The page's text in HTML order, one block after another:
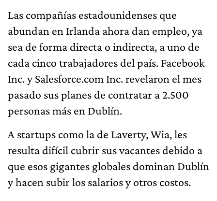
Las compañías estadounidenses que
abundan en Irlanda ahora dan empleo, ya
sea de forma directa o indirecta, a uno de
cada cinco trabajadores del país. Facebook
Inc. y Salesforce.com Inc. revelaron el mes
pasado sus planes de contratar a 2.500
personas más en Dublín.
A startups como la de Laverty, Wia, les
resulta difícil cubrir sus vacantes debido a
que esos gigantes globales dominan Dublín
y hacen subir los salarios y otros costos.